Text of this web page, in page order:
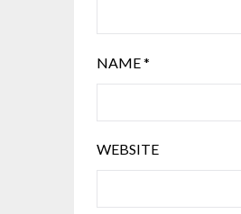
NAME*
WEBSITE